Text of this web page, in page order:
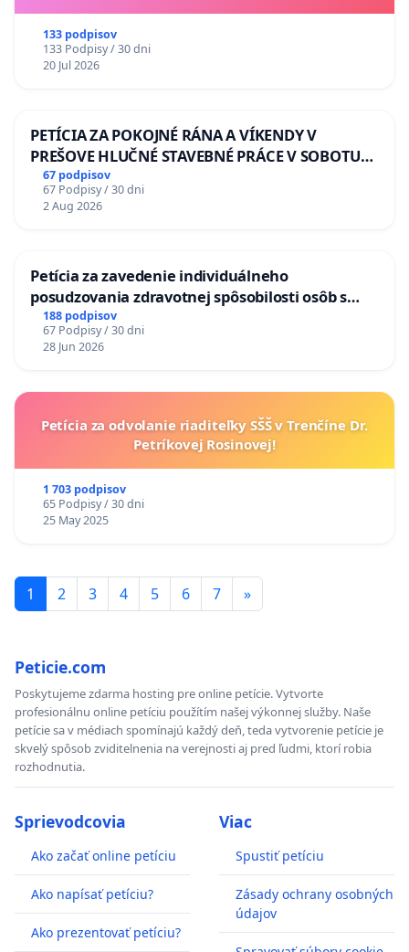
133 podpisov
133 Podpisy / 30 dni
20 Jul 2026
PETÍCIA ZA POKOJNÉ RÁNA A VÍKENDY V
PREŠOVE HLUČNÉ STAVEBNÉ PRÁCE V SOBOTU
LEN OD 9.00 DO 13.00 HOD., CEZ PRACOVNÝ
TÝŽDEŇ CIEĽ 8.00 – 18.00 HOD. A PRAVIDELNÁ
KONTROLA STAVBY C-AREA NA
67 podpisov
67 Podpisy / 30 dni
2 Aug 2026
Petícia za zavedenie individuálneho
posudzovania zdravotnej spôsobilosti osôb s
diabetom 1. a 2. typu pri prijímaní do
Policajného zboru SR
188 podpisov
67 Podpisy / 30 dni
28 Jun 2026
Petícia za odvolanie riaditeľky SŠŠ v Trenčíne Dr.
Petríkovej Rosinovej!
1 703 podpisov
65 Podpisy / 30 dni
25 May 2025
1 2 3 4 5 6 7 »
Peticie.com
Poskytujeme zdarma hosting pre online petície. Vytvorte
profesionálnu online petíciu použítím našej výkonnej služby. Naše
petície sa v médiach spomínajú každý deň, teda vytvorenie petície je
skvelý spôsob zviditelnenia na verejnosti aj pred ľudmi, ktorí robia
rozhodnutia.
Sprievodcovia
Ako začať online petíciu
Ako napísať petíciu?
Ako prezentovať petíciu?
Viac
Spustiť petíciu
Zásady ochrany osobných
údajov